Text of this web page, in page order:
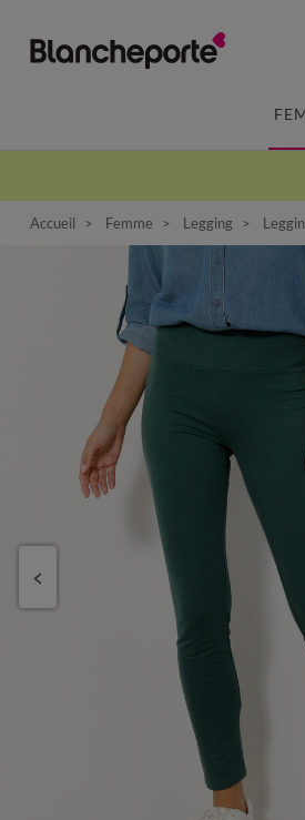
Accueil Femme Legging